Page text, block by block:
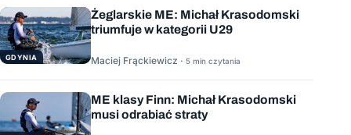
GDYNIA
Żeglarskie ME: Michał Krasodomski
triumfuje w kategorii U29
Maciej Frąckiewicz · 5 min czytania
ME klasy Finn: Michał Krasodomski
musi odrabiać straty